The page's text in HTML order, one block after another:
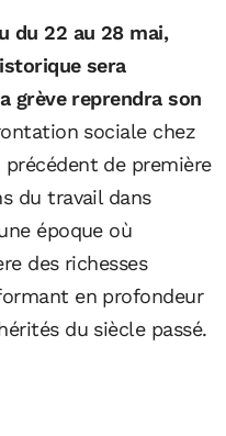
du 22 au 28 mai,
sera
grève reprendra son
sociale chez
de première
du travail dans
époque où
des richesses
en profondeur
du siècle passé.